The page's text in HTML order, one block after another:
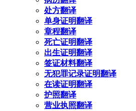
处方翻译
单身证明翻译
章程翻译
死亡证明翻译
出生证明翻译
签证材料翻译
无犯罪记录证明翻译
在读证明翻译
护照翻译
营业执照翻译